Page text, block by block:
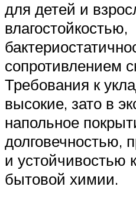
для детей и
влагостойкостью,
сопротивлением
Требования к
высокие, зато в
напольное
долговечностью,
и устойчивостью
бытовой химии.